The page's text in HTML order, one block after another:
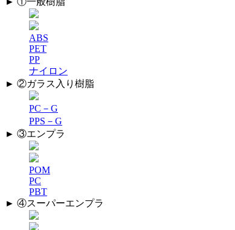
ABS
PET
PP
ナイロン
► ②ガラス入り樹脂
PC－G
PPS－G
► ③エンプラ
POM
PC
PBT
► ④スーパーエンプラ